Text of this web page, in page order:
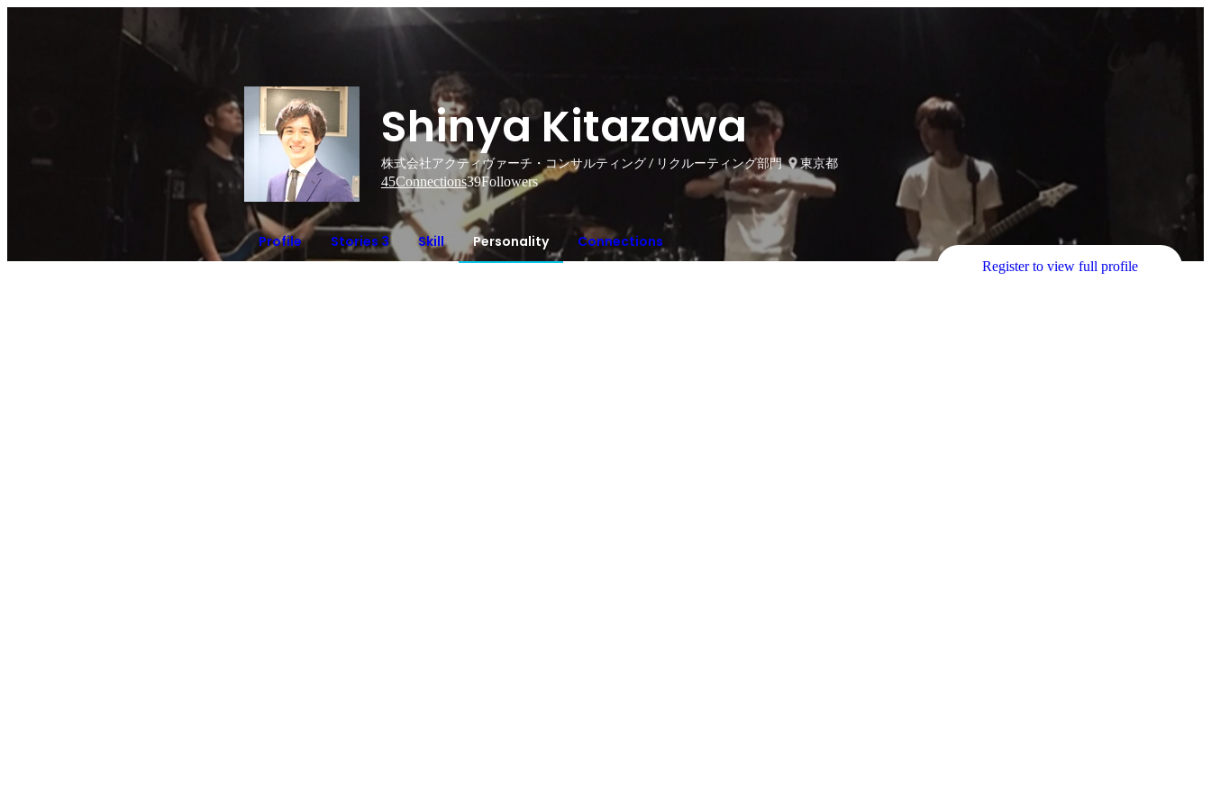
Shinya Kitazawa
株式会社アクティヴァーチ・コンサルティング / リクルーティング部門
東京都
45Connections39Followers
Profile Stories 3 Skill Personality Connections
Register to view full profile